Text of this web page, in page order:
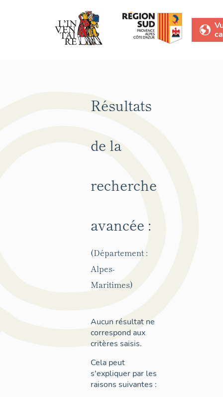
Résultats
de la
recherche
avancée :
(Département :
Alpes-
Maritimes)
Aucun résultat ne
correspond aux
critères saisis.
Cela peut
s'expliquer par les
raisons suivantes :